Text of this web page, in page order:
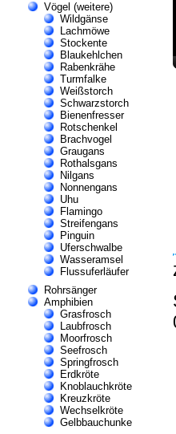
Vögel (weitere)
Wildgänse
Lachmöwe
Stockente
Blaukehlchen
Rabenkrähe
Turmfalke
Weißstorch
Schwarzstorch
Bienenfresser
Rotschenkel
Brachvogel
Graugans
Rothalsgans
Nilgans
Nonnengans
Uhu
Flamingo
Streifengans
Pinguin
Uferschwalbe
Wasseramsel
Flussuferläufer
Rohrsänger
Amphibien
Grasfrosch
Laubfrosch
Moorfrosch
Seefrosch
Springfrosch
Erdkröte
Knoblauchkröte
Kreuzkröte
Wechselkröte
Gelbbauchunke